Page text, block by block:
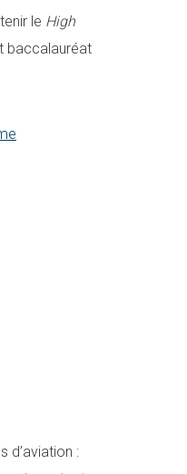
le High
baccalauréat
d’aviation :